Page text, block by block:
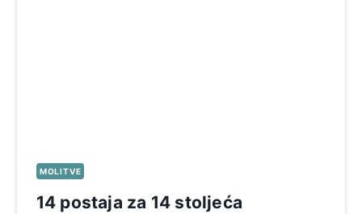
MOLITVE
14 postaja za 14 stoljeća